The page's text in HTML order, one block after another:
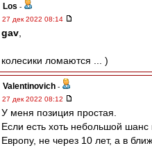
Los -
27 дек 2022 08:14
gav
колесики ломаются ... )
Valentinovich -
27 дек 2022 08:12
У меня позиция простая.
Если есть хоть небольшой шанс
Европу, не через 10 лет, а в